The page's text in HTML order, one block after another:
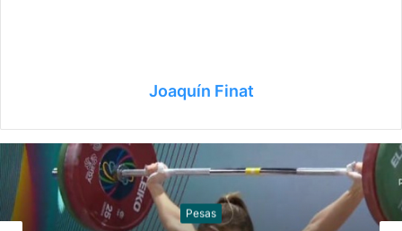
Joaquín Finat
Sóftbol